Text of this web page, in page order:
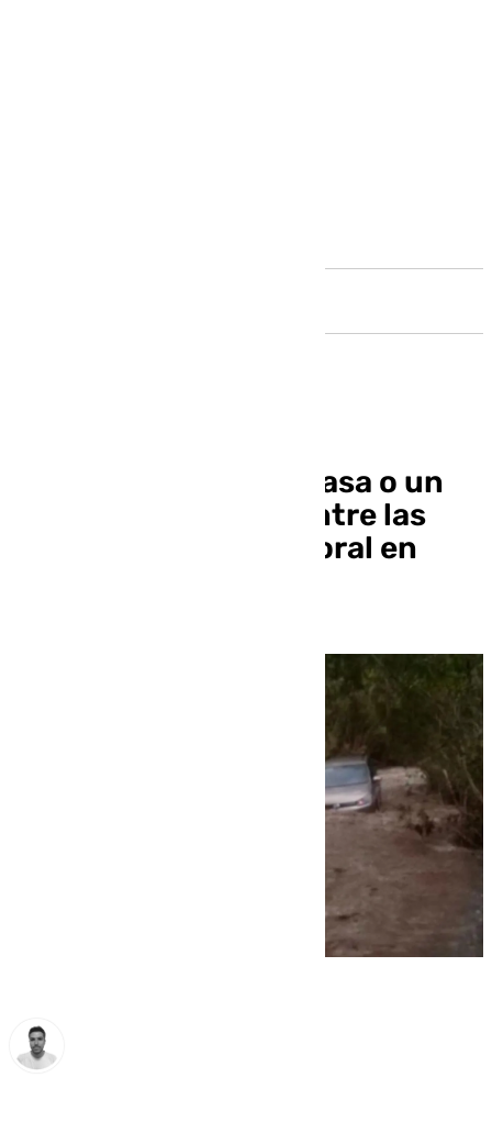
El derrumbe de una casa o un
vehículo atrapado, entre las
incidencias del temporal en